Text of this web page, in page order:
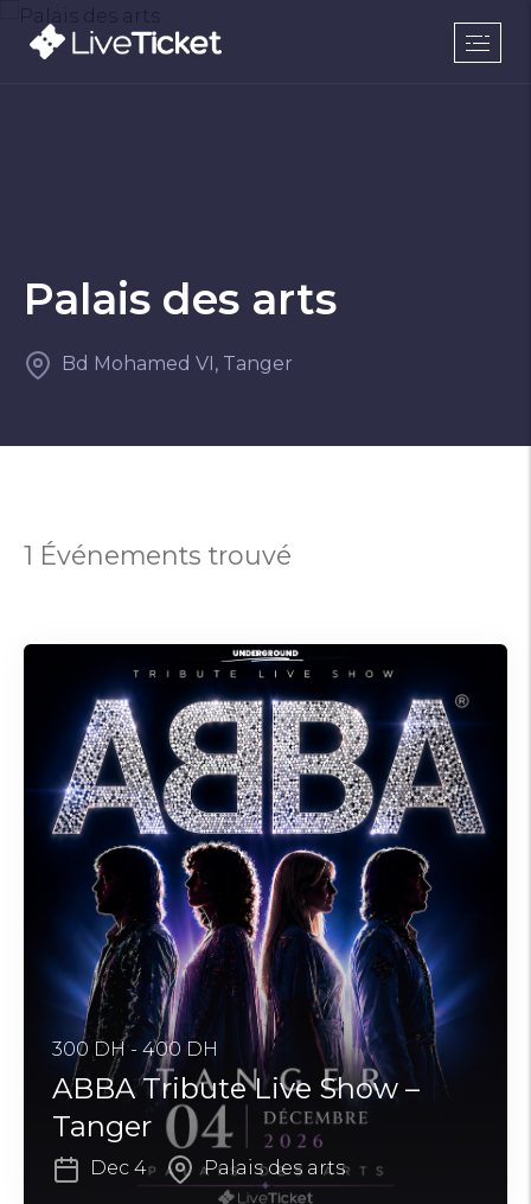
Palais des arts
Bd Mohamed VI, Tanger
1 Événements trouvé
300 DH - 400 DH
ABBA Tribute Live Show –
Tanger
Dec 4 Palais des arts